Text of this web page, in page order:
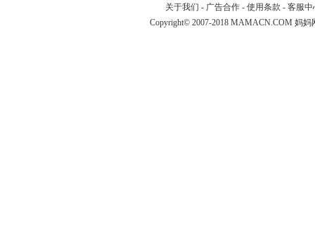
关于我们 - 广告合作 - 使用条款 - 客服中
Copyright© 2007-2018 MAMACN.COM 妈妈